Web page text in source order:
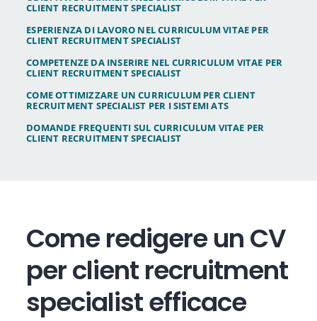
CLIENT RECRUITMENT SPECIALIST
ESPERIENZA DI LAVORO NEL CURRICULUM VITAE PER
CLIENT RECRUITMENT SPECIALIST
COMPETENZE DA INSERIRE NEL CURRICULUM VITAE PER
CLIENT RECRUITMENT SPECIALIST
COME OTTIMIZZARE UN CURRICULUM PER CLIENT
RECRUITMENT SPECIALIST PER I SISTEMI ATS
DOMANDE FREQUENTI SUL CURRICULUM VITAE PER
CLIENT RECRUITMENT SPECIALIST
Come redigere un CV
per client recruitment
specialist efficace